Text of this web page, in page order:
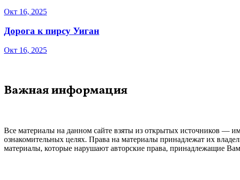
Окт 16, 2025
Дорога к пирсу Уиган
Окт 16, 2025
Важная информация
Все материалы на данном сайте взяты из открытых источников —
ознакомительных целях. Права на материалы принадлежат их
материалы, которые нарушают авторские права, принадлежащие